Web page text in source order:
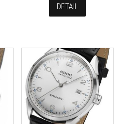
DETAIL